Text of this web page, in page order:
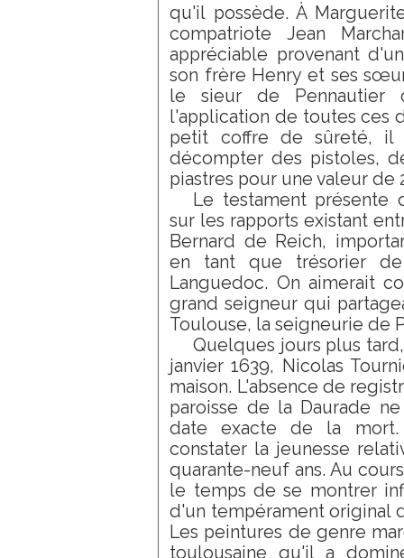
qu'il possède. À
compatriote Jean
appréciable provenant
son frère Henry et ses
le sieur de Pennautier
l'application de toutes ces
petit coffre de sûreté,
décompter des pistoles,
piastres pour une valeur de
Le testament présente
sur les rapports existant
Bernard de Reich,
en tant que trésorier
Languedoc. On aimerait
grand seigneur qui
Toulouse, la seigneurie de
Quelques jours plus
janvier 1639, Nicolas
maison. L'absence de
paroisse de la Daurade
date exacte de la
constater la jeunesse
quarante-neuf ans. Au
le temps de se montrer
d'un tempérament original
Les peintures de genre
toulousaine qu'il a